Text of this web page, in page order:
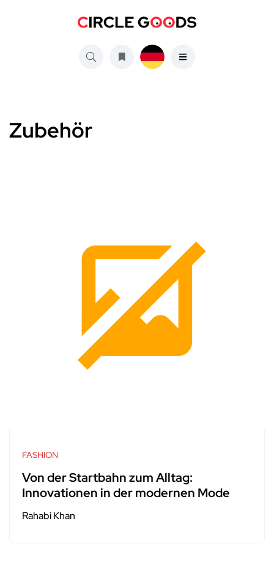
Zubehör
FASHION
Von der Startbahn zum Alltag:
Innovationen in der modernen Mode
Rahabi Khan